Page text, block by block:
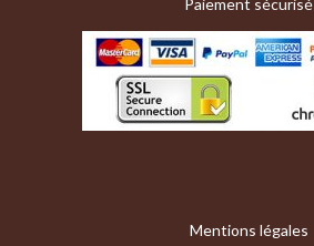
Paiement sécurisé
Mentions légales